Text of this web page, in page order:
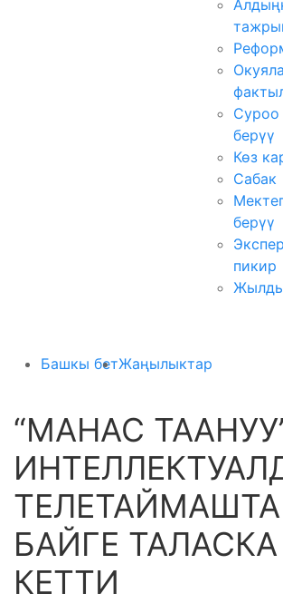
берүү
Көз
Сабак
берүү
пикир
Башкы бетЖаңылыктар
“МАНАС
БАЙГЕ ТАЛАСКА
КЕТТИ